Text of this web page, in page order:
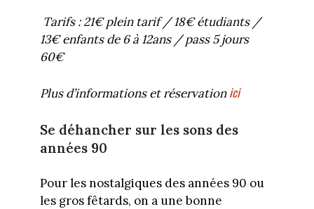
Tarifs : 21€ plein tarif / 18€ étudiants /
13€ enfants de 6 à 12ans / pass 5 jours
60€
Plus d’informations et réservationici
Se déhancher sur les sons des
années 90
Pour les nostalgiques des années 90 ou
les gros fêtards, on a une bonne